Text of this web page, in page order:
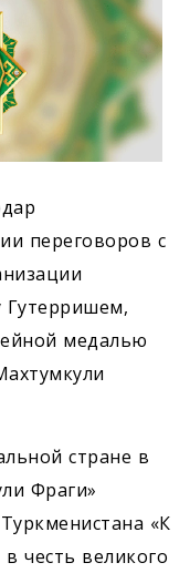
переговоров с
медалью
стране в
Фраги»
«К
честь великого